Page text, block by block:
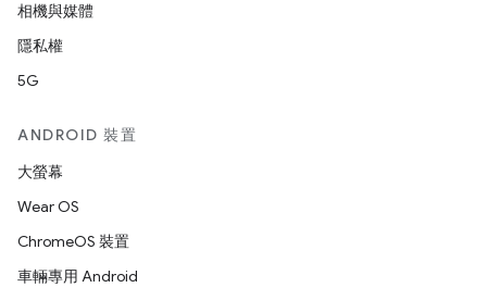
相機與媒體
隱私權
5G
ANDROID 裝置
大螢幕
Wear OS
ChromeOS 裝置
車輛專用 Android